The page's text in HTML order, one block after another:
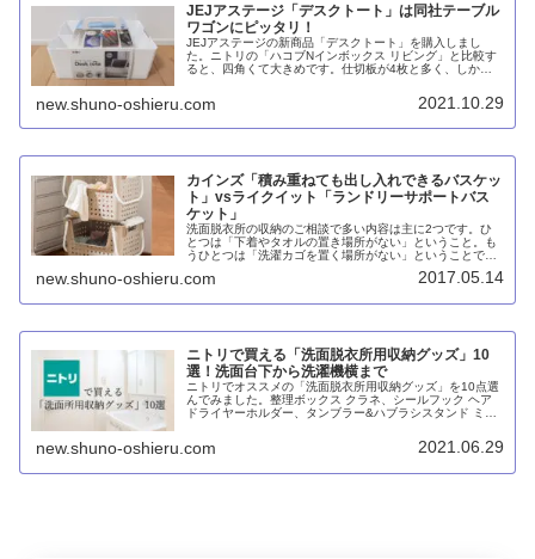
JEJアステージ「デスクトート」は同社テーブル
ワゴンにピッタリ！
JEJアステージの新商品「デスクトート」を購入しまし
た。ニトリの「ハコブNインボックス リビング」と比較す
ると、四角くて大きめです。仕切板が4枚と多く、しかも
としても使えるうえに、同社の「リセ・テーブルワゴン」
と組み合わせて使うこともできます。
new.shuno-oshieru.com 2021.10.29
カインズ「積み重ねても出し入れできるバスケッ
ト」vsライクイット「ランドリーサポートバス
ケット」
洗面脱衣所の収納のご相談で多い内容は主に2つです。ひ
とつは「下着やタオルの置き場所がない」ということ。も
うひとつは「洗濯カゴを置く場所がない」ということで
ら2つの問題を解決することは簡単で...
new.shuno-oshieru.com 2017.05.14
ニトリで買える「洗面脱衣所用収納グッズ」10
選！洗面台下から洗濯機横まで
ニトリでオススメの「洗面脱衣所用収納グッズ」を10点選
んでみました。整理ボックス クラネ、シールフック ヘア
ドライヤーホルダー、タンブラー&ハブラシスタンド ミス
マルチラック FLAT、マグネット収納 ハンガーラック
FLAT、マグネット収納 タオルハンガー2段 FLAT、キャス
new.shuno-oshieru.com 2021.06.29